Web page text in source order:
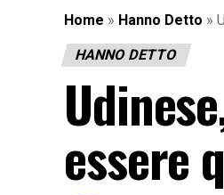
Home » Hanno Detto »
HANNO DETTO
essere